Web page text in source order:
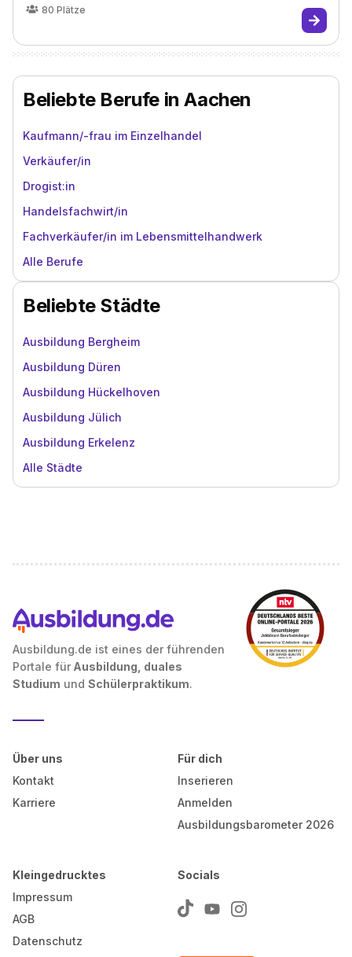
80 Plätze
Beliebte Berufe in Aachen
Kaufmann/-frau im Einzelhandel
Verkäufer/in
Drogist:in
Handelsfachwirt/in
Fachverkäufer/in im Lebensmittelhandwerk
Alle Berufe
Beliebte Städte
Ausbildung Bergheim
Ausbildung Düren
Ausbildung Hückelhoven
Ausbildung Jülich
Ausbildung Erkelenz
Alle Städte
Ausbildung.de ist eines der führenden
Portale für Ausbildung, duales
Studium und Schülerpraktikum.
Über uns
Kontakt
Karriere
Für dich
Inserieren
Anmelden
Ausbildungsbarometer 2026
Kleingedrucktes
Impressum
AGB
Datenschutz
Socials